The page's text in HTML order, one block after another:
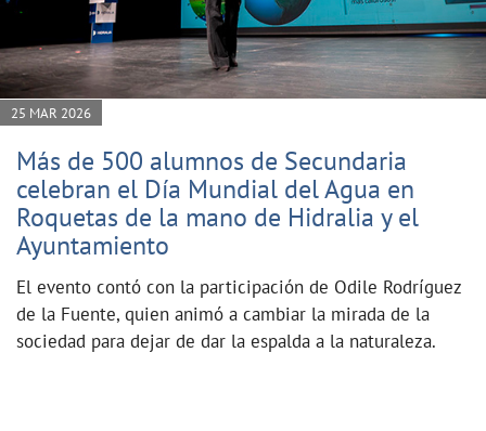
25 MAR 2026
Más de 500 alumnos de Secundaria
celebran el Día Mundial del Agua en
Roquetas de la mano de Hidralia y el
Ayuntamiento
El evento contó con la participación de Odile Rodríguez
de la Fuente, quien animó a cambiar la mirada de la
sociedad para dejar de dar la espalda a la naturaleza.